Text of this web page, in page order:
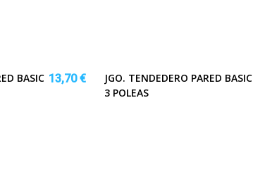
BASIC 13,70 €
JGO. TENDEDERO PARED BASIC
3 POLEAS